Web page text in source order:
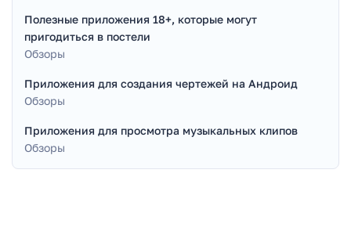
Полезные приложения 18+, которые могут
пригодиться в постели
Обзоры
Приложения для создания чертежей на Андроид
Обзоры
Приложения для просмотра музыкальных клипов
Обзоры